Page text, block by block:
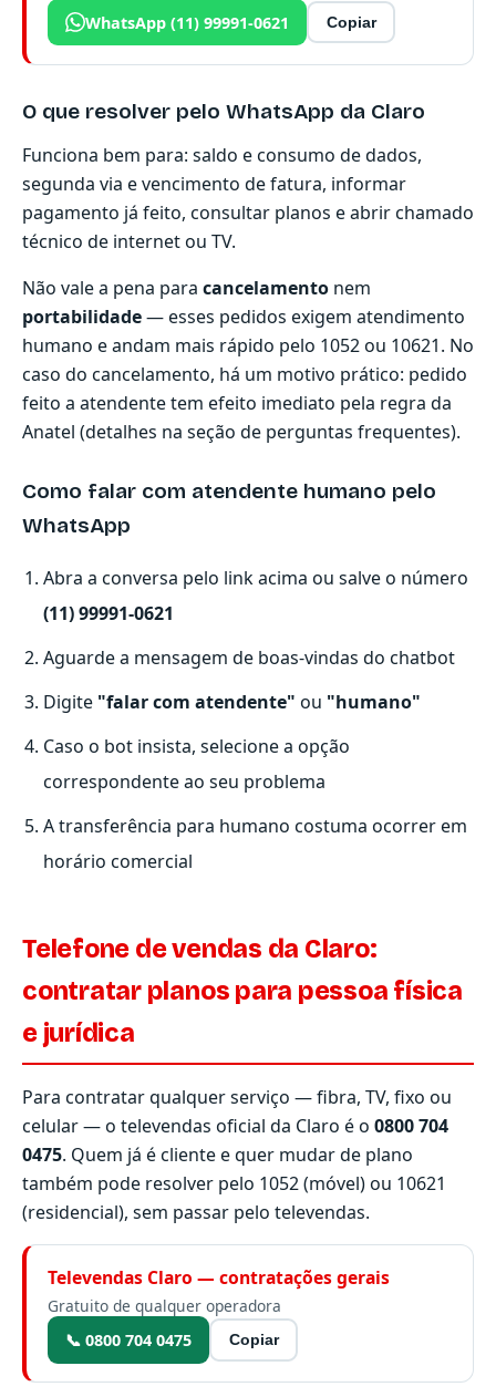
WhatsApp (11) 99991-0621
Copiar
O que resolver pelo WhatsApp da Claro
Funciona bem para: saldo e consumo de dados,
segunda via e vencimento de fatura, informar
pagamento já feito, consultar planos e abrir chamado
técnico de internet ou TV.
Não vale a pena para cancelamento nem
portabilidade— esses pedidos exigem atendimento
humano e andam mais rápido pelo 1052 ou 10621. No
caso do cancelamento, há um motivo prático: pedido
feito a atendente tem efeito imediato pela regra da
Anatel (detalhes na seção de perguntas frequentes).
Como falar com atendente humano pelo
WhatsApp
Abra a conversa pelo link acima ou salve o número
(11) 99991-0621
Aguarde a mensagem de boas-vindas do chatbot
Digite "falar com atendente" ou "humano"
Caso o bot insista, selecione a opção
correspondente ao seu problema
A transferência para humano costuma ocorrer em
horário comercial
Telefone de vendas da Claro:
contratar planos para pessoa física
e jurídica
Para contratar qualquer serviço — fibra, TV, fixo ou
celular — o televendas oficial da Claro é o 0800 704
0475. Quem já é cliente e quer mudar de plano
também pode resolver pelo 1052 (móvel) ou 10621
(residencial), sem passar pelo televendas.
Televendas Claro — contratações gerais
Gratuito de qualquer operadora
📞 0800 704 0475
Copiar